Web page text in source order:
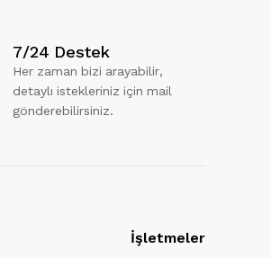
7/24 Destek
Her zaman bizi arayabilir,
detaylı istekleriniz için mail
gönderebilirsiniz.
İşletmeler